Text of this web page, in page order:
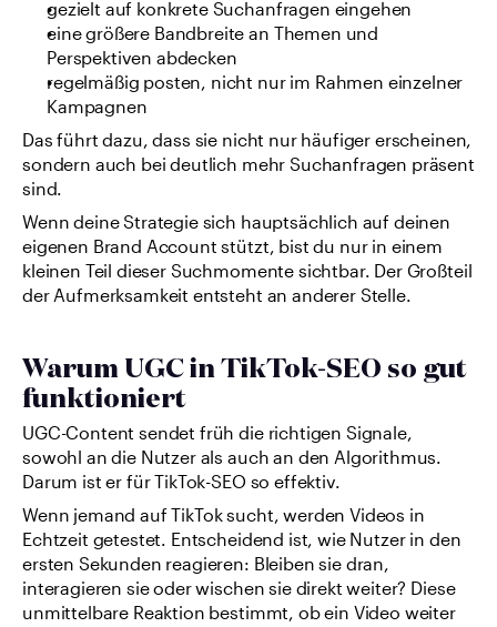
gezielt auf konkrete Suchanfragen eingehen
eine größere Bandbreite an Themen und
Perspektiven abdecken
regelmäßig posten, nicht nur im Rahmen einzelner
Kampagnen
Das führt dazu, dass sie nicht nur häufiger erscheinen,
sondern auch bei deutlich mehr Suchanfragen präsent
sind.
Wenn deine Strategie sich hauptsächlich auf deinen
eigenen Brand Account stützt, bist du nur in einem
kleinen Teil dieser Suchmomente sichtbar. Der Großteil
der Aufmerksamkeit entsteht an anderer Stelle.
Warum UGC in TikTok-SEO so gut
funktioniert
UGC-Content sendet früh die richtigen Signale,
sowohl an die Nutzer als auch an den Algorithmus.
Darum ist er für TikTok-SEO so effektiv.
Wenn jemand auf TikTok sucht, werden Videos in
Echtzeit getestet. Entscheidend ist, wie Nutzer in den
ersten Sekunden reagieren: Bleiben sie dran,
interagieren sie oder wischen sie direkt weiter? Diese
unmittelbare Reaktion bestimmt, ob ein Video weiter